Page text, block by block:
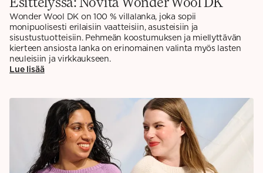
Wonder Wool DK on 100 % villalanka, joka sopii
monipuolisesti erilaisiin vaatteisiin, asusteisiin ja
sisustustuotteisiin. Pehmeän koostumuksen ja miellyttävän
kierteen ansiosta lanka on erinomainen valinta myös lasten
neuleisiin ja virkkaukseen.
Lue lisää